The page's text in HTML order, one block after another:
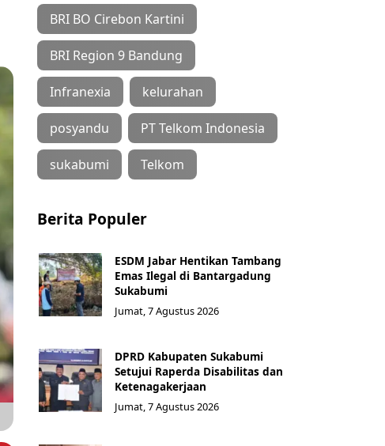
BRI BO Cirebon Kartini
BRI Region 9 Bandung
Infranexia kelurahan
posyandu PT Telkom Indonesia
sukabumi Telkom
Berita Populer
ESDM Jabar Hentikan Tambang
Emas Ilegal di Bantargadung
Sukabumi
Jumat, 7 Agustus 2026
DPRD Kabupaten Sukabumi
Setujui Raperda Disabilitas dan
Ketenagakerjaan
Jumat, 7 Agustus 2026